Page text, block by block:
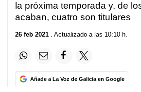
la próxima temporada y, de
acaban, cuatro son titulares
26 feb 2021 . Actualizado a las 10:10 h.
Añade a La Voz de Galicia en Google